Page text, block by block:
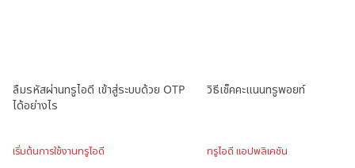
ลืมรหัสผ่านทรูไอดี เข้าสู่ระบบด้วย OTP
ได้อย่างไร
เริ่มต้นการใช้งานทรูไอดี
วิธีเช็คคะแนนทรูพอยท์
ทรูไอดี แอปพลิเคชัน